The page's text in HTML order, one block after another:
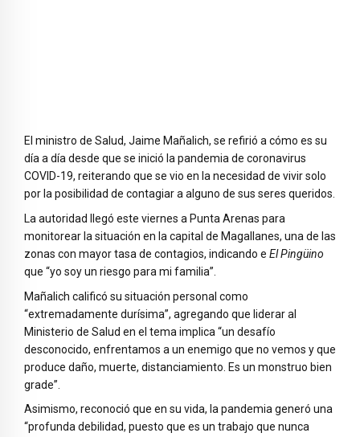
El ministro de Salud, Jaime Mañalich, se refirió a cómo es su
día a día desde que se inició la pandemia de coronavirus
COVID-19, reiterando que se vio en la necesidad de vivir solo
por la posibilidad de contagiar a alguno de sus seres queridos.
La autoridad llegó este viernes a Punta Arenas para
monitorear la situación en la capital de Magallanes, una de las
zonas con mayor tasa de contagios, indicando e El Pingüino
que “yo soy un riesgo para mi familia”.
Mañalich calificó su situación personal como
“extremadamente durísima”, agregando que liderar al
Ministerio de Salud en el tema implica “un desafío
desconocido, enfrentamos a un enemigo que no vemos y que
produce daño, muerte, distanciamiento. Es un monstruo bien
grade”.
Asimismo, reconoció que en su vida, la pandemia generó una
“profunda debilidad, puesto que es un trabajo que nunca